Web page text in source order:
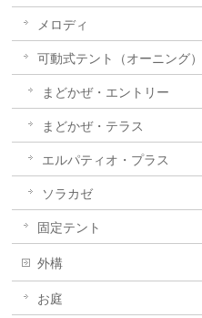
メロディ
可動式テント（オーニング）
まどかぜ・エントリー
まどかぜ・テラス
エルパティオ・プラス
ソラカゼ
固定テント
外構
お庭